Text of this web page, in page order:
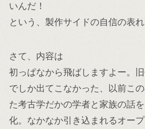
いんだ！
という、製作サイドの自信の表れ
さて、内容は
初っぱなから飛ばしますよー。
でしか出てこなかった、以前こ
た考古学だかの学者と家族の話
化。なかなか引き込まれるオープ